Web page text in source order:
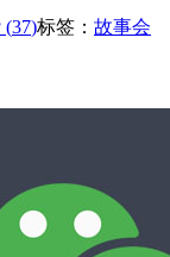
(37)标签： 故事会